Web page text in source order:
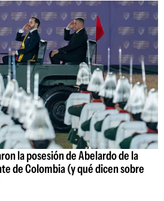
la posesión de Abelardo de la
de Colombia (y qué dicen sobre